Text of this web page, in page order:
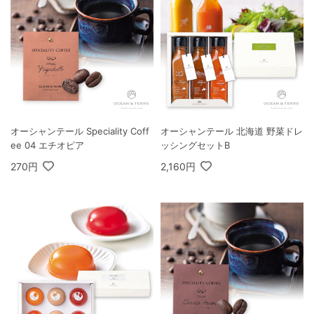
オーシャンテール Speciality Coff
ee 04 エチオピア
270円
オーシャンテール 北海道 野菜ドレ
ッシングセットB
2,160円